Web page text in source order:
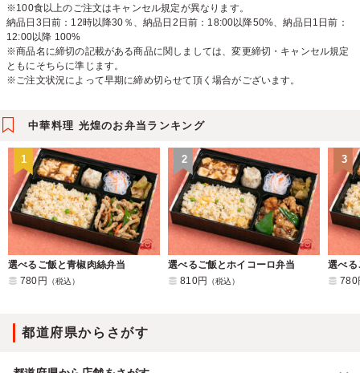
※100食以上のご注文はキャンセル規定が異なります。
納品日3日前：12時以降30％、納品日2日前：18:00以降50%、納品日1日前：
12:00以降 100%
※商品名に締切の記載がある商品に関しましては、変更締切・キャンセル規定
ともにそちらに準じます。
※ご注文状況によって早期に締め切らせて頂く場合がございます。
中華料理 光煌のお弁当ランキング
1
選べるご飯と青椒肉絲弁当
780円
（税込）
2
選べるご飯とホイコーロ弁当
810円
（税込）
3
780
都道府県からさがす